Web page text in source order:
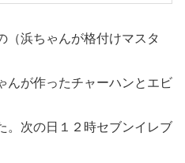
浜ちゃんが格付けマスタ
が作ったチャーハンとエビ
。次の日１２時セブンイレブ